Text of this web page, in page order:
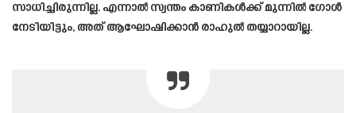
സാധിച്ചിരുന്നില്ല. എന്നാൽ സ്വന്തം കാണികൾക്ക് മുന്നിൽ ഗോൾ
നേടിയിട്ടും, അത് ആഘോഷിക്കാൻ രാഹുൽ തയ്യാറായില്ല.